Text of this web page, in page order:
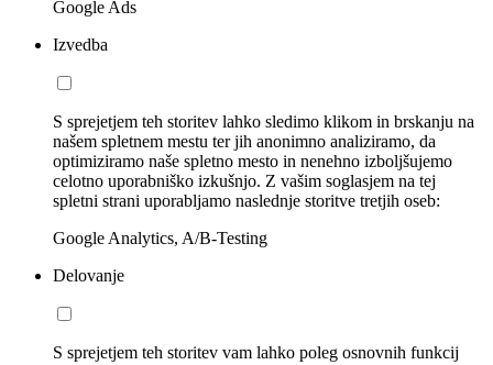
Google Ads
Izvedba
S sprejetjem teh storitev lahko sledimo klikom in brskanju na
našem spletnem mestu ter jih anonimno analiziramo, da
optimiziramo naše spletno mesto in nenehno izboljšujemo
celotno uporabniško izkušnjo. Z vašim soglasjem na tej
spletni strani uporabljamo naslednje storitve tretjih oseb:
Google Analytics, A/B-Testing
Delovanje
S sprejetjem teh storitev vam lahko poleg osnovnih funkcij